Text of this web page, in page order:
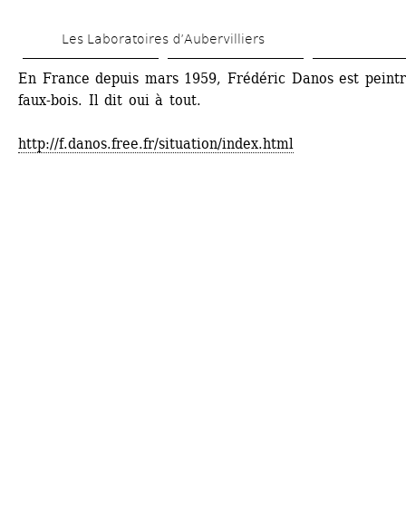
au
contenu
principal
Les Laboratoires d’Aubervilliers
En France depuis mars 1959, Frédéric Danos est
faux-bois. Il dit oui à tout.
http://f.danos.free.fr/situation/index.html